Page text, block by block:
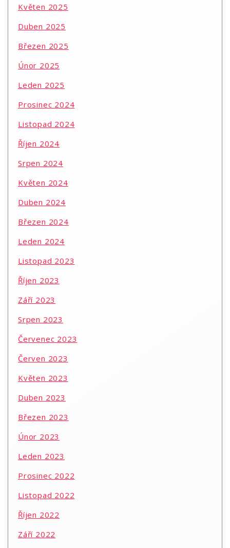
Květen 2025
Duben 2025
Březen 2025
Únor 2025
Leden 2025
Prosinec 2024
Listopad 2024
Říjen 2024
Srpen 2024
Květen 2024
Duben 2024
Březen 2024
Leden 2024
Listopad 2023
Říjen 2023
Září 2023
Srpen 2023
Červenec 2023
Červen 2023
Květen 2023
Duben 2023
Březen 2023
Únor 2023
Leden 2023
Prosinec 2022
Listopad 2022
Říjen 2022
Září 2022